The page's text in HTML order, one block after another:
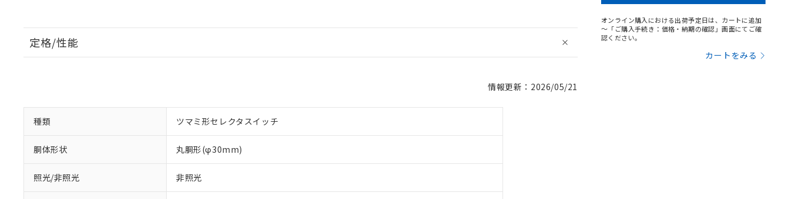
定格/性能
情報更新：2026/05/21
種類 ツマミ形セレクタスイッチ
胴体形状 丸胴形(φ30mm)
照光/非照光 非照光
オンライン購入における出荷予定日は、カートに追加
～「ご購入手続き：価格・納期の確認」画面にてご確
認ください。
カートをみる